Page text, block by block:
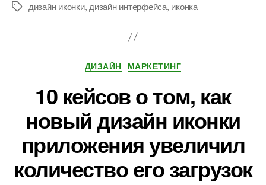
Меткидизайн иконки, дизайн интерфейса, иконка
Рубрики
ДИЗАЙН МАРКЕТИНГ
10 кейсов о том, как
новый дизайн иконки
приложения увеличил
количество его загрузок